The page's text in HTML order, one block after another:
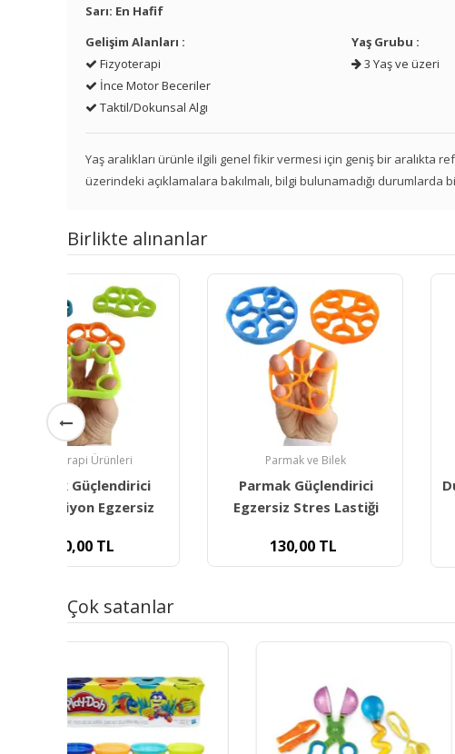
Sarı: En Hafif
Gelişim Alanları :
Fizyoterapi
İnce Motor Beceriler
Taktil/Dokunsal Algı
Yaş Grubu :
3 Yaş ve üzeri
Yaş aralıkları ürünle ilgili genel fikir vermesi için geniş bir
üzerindeki açıklamalara bakılmalı, bilgi bulunamadığı durumlarda
Birlikte alınanlar
Parmak ve Bilek
Parmak Güçlendirici
Egzersiz Stres Lastiği
Taktil-Dokunsal Ürünler
Duyumarket Dikenli
Topu 5.5cm-
120,00
Çok satanlar